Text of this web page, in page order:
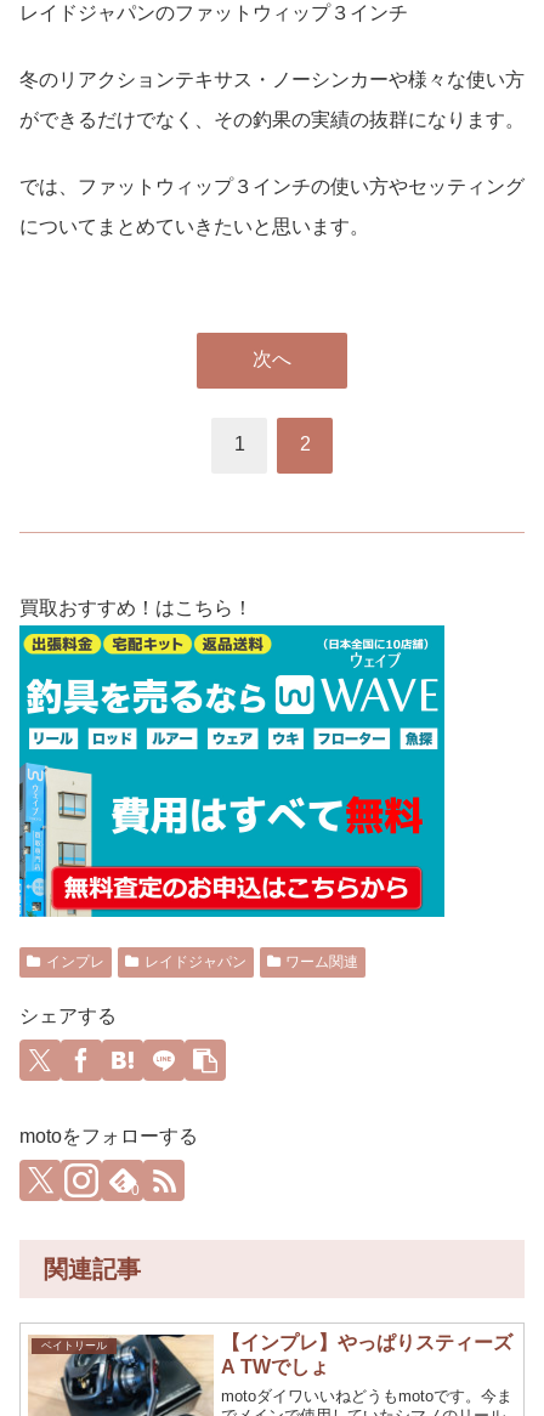
レイドジャパンのファットウィップ３インチ
冬のリアクションテキサス・ノーシンカーや様々な使い方
ができるだけでなく、その釣果の実績の抜群になります。
では、ファットウィップ３インチの使い方やセッティング
についてまとめていきたいと思います。
次へ
1 2
買取おすすめ！はこちら！
インプレ レイドジャパン ワーム関連
シェアする
motoをフォローする
0
関連記事
ベイトリール
【インプレ】やっぱりスティーズ
A TWでしょ
motoダイワいいねどうもmotoです。今ま